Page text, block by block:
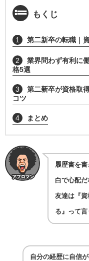
もくじ
1 第二新卒の転職｜
2
業界問わず有利に
格5選
3
第二新卒が資格取
コツ
4 まとめ
履歴書を
白で心配だ
友達は『
る』って
自分の経歴に自信